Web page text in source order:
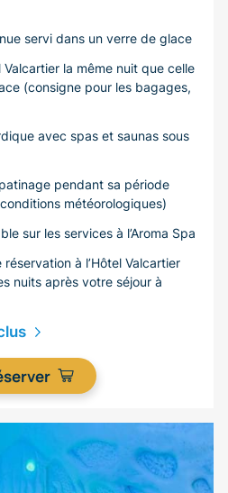
servi dans un verre de glace
Valcartier la même nuit que celle
(consigne pour les bagages,
avec spas et saunas sous
pendant sa période
météorologiques)
sur les services à l’Aroma Spa
à l’Hôtel Valcartier
nuits après votre séjour à